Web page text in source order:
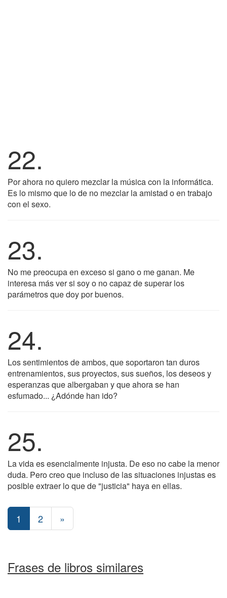
22.
Por ahora no quiero mezclar la música con la informática.
Es lo mismo que lo de no mezclar la amistad o en trabajo
con el sexo.
23.
No me preocupa en exceso si gano o me ganan. Me
interesa más ver si soy o no capaz de superar los
parámetros que doy por buenos.
24.
Los sentimientos de ambos, que soportaron tan duros
entrenamientos, sus proyectos, sus sueños, los deseos y
esperanzas que albergaban y que ahora se han
esfumado... ¿Adónde han ido?
25.
La vida es esencialmente injusta. De eso no cabe la menor
duda. Pero creo que incluso de las situaciones injustas es
posible extraer lo que de "justicia" haya en ellas.
1 2 »
Frases de libros similares